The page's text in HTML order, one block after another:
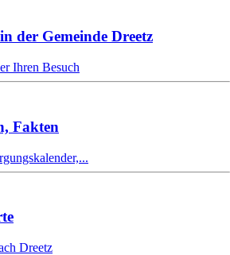
der Gemeinde Dreetz
Ihren Besuch
Fakten
Dreetz